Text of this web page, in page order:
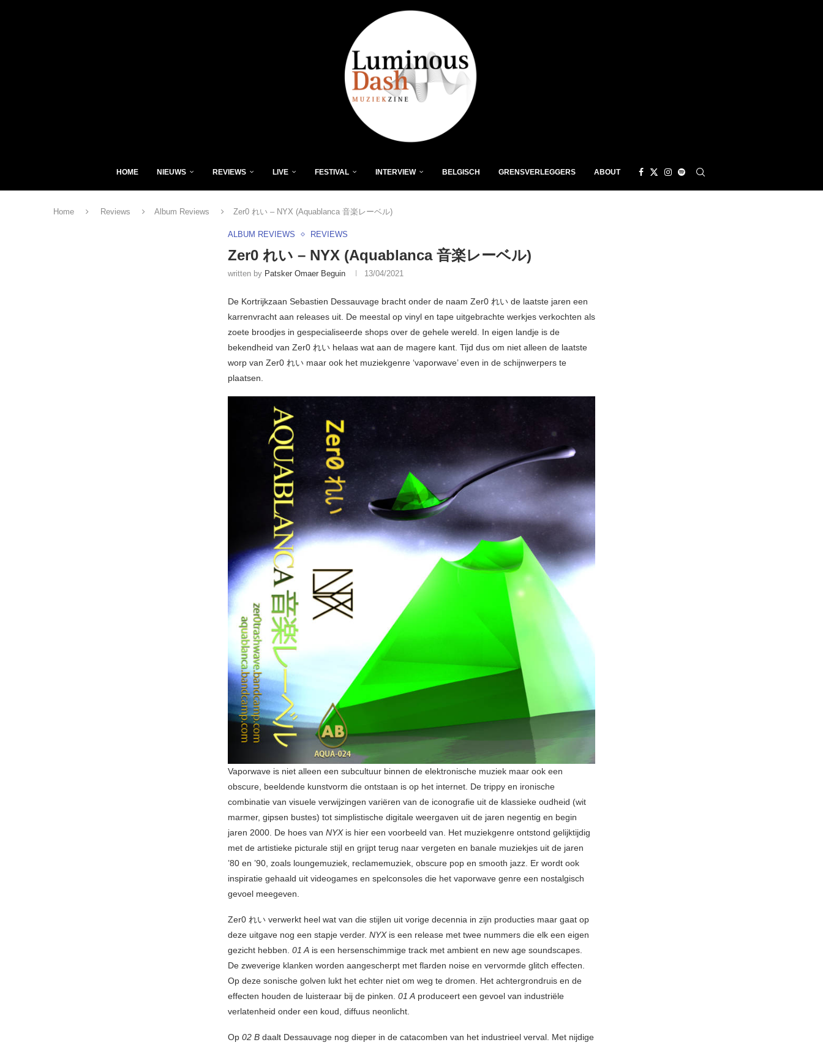
HOME NIEUWS REVIEWS LIVE FESTIVAL INTERVIEW BELGISCH GRENSVERLEGGERS ABOUT
Home Reviews Album Reviews Zer0 れい – NYX (Aquablanca 音楽レーベル)
ALBUM REVIEWS REVIEWS
Zer0 れい – NYX (Aquablanca 音楽レーベル)
written by Patsker Omaer Beguin 13/04/2021
De Kortrijkzaan Sebastien Dessauvage bracht onder de naam Zer0 れい de laatste jaren een
karrenvracht aan releases uit. De meestal op vinyl en tape uitgebrachte werkjes verkochten als
zoete broodjes in gespecialiseerde shops over de gehele wereld. In eigen landje is de
bekendheid van Zer0 れい helaas wat aan de magere kant. Tijd dus om niet alleen de laatste
worp van Zer0 れい maar ook het muziekgenre ‘vaporwave’ even in de schijnwerpers te
plaatsen.
Vaporwave is niet alleen een subcultuur binnen de elektronische muziek maar ook een
obscure, beeldende kunstvorm die ontstaan is op het internet. De trippy en ironische
combinatie van visuele verwijzingen variëren van de iconografie uit de klassieke oudheid (wit
marmer, gipsen bustes) tot simplistische digitale weergaven uit de jaren negentig en begin
jaren 2000. De hoes van NYXis hier een voorbeeld van. Het muziekgenre ontstond gelijktijdig
met de artistieke picturale stijl en grijpt terug naar vergeten en banale muziekjes uit de jaren
’80 en ’90, zoals loungemuziek, reclamemuziek, obscure pop en smooth jazz. Er wordt ook
inspiratie gehaald uit videogames en spelconsoles die het vaporwave genre een nostalgisch
gevoel meegeven.
Zer0 れい verwerkt heel wat van die stijlen uit vorige decennia in zijn producties maar gaat op
deze uitgave nog een stapje verder. NYXis een release met twee nummers die elk een eigen
gezicht hebben. 01 A is een hersenschimmige track met ambient en new age soundscapes.
De zweverige klanken worden aangescherpt met flarden noise en vervormde glitch effecten.
Op deze sonische golven lukt het echter niet om weg te dromen. Het achtergrondruis en de
effecten houden de luisteraar bij de pinken. 01 A produceert een gevoel van industriële
verlatenheid onder een koud, diffuus neonlicht.
Op 02 B daalt Dessauvage nog dieper in de catacomben van het industrieel verval. Met nijdige